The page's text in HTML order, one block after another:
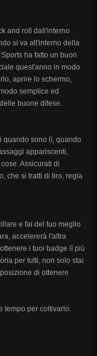
and roll dall'interno
si va all'interno della
ha fatto un buon
quest'anno in modo
aprire lo schermo,
semplice ed
buone difese.
quando sono lì, quando
appariscenti,
Assicurati di
che si tratti di tiro, regia
e fai del tuo meglio
accelererà l'altra
i tuoi badge lì più
per tutti, non solo stai
di ottenere
tempo per coltivarlo.